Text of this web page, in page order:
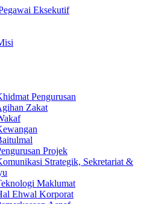
Eksekutif
Pengurusan
Zakat
Projek
Strategik, Sekretariat &
Maklumat
Ehwal Korporat